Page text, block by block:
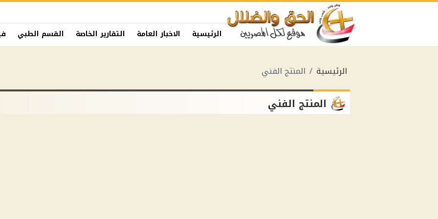
الرئيسية الاخبار العامة التقارير الخاصة القسم الطبي
الرئيسية المنتج الفني
المنتج الفني